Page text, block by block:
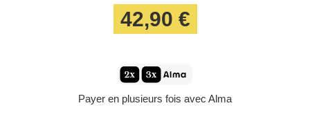
42,90 €
Payer en plusieurs fois avec Alma